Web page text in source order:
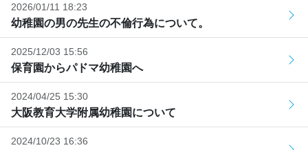
2026/01/11 18:23
幼稚園の男の先生の不倫行為について。
2025/12/03 15:56
保育園からパドマ幼稚園へ
2024/04/25 15:30
大阪教育大学附属幼稚園について
2024/10/23 16:36